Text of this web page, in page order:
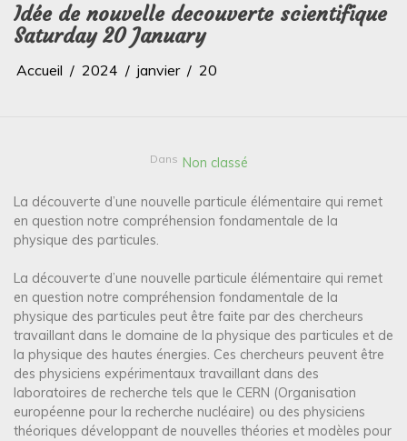
Idée de nouvelle decouverte scientifique
Saturday 20 January
Accueil 2024 janvier 20
Dans Non classé
La découverte d’une nouvelle particule élémentaire qui remet
en question notre compréhension fondamentale de la
physique des particules.
La découverte d’une nouvelle particule élémentaire qui remet
en question notre compréhension fondamentale de la
physique des particules peut être faite par des chercheurs
travaillant dans le domaine de la physique des particules et de
la physique des hautes énergies. Ces chercheurs peuvent être
des physiciens expérimentaux travaillant dans des
laboratoires de recherche tels que le CERN (Organisation
européenne pour la recherche nucléaire) ou des physiciens
théoriques développant de nouvelles théories et modèles pour